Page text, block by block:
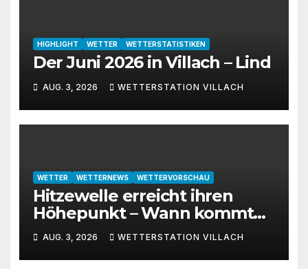
HIGHLIGHT WETTER WETTERSTATISTIKEN
Der Juni 2026 in Villach – Lind
AUG. 3, 2026 WETTERSTATION VILLACH
WETTER WETTERNEWS WETTERVORSCHAU
Hitzewelle erreicht ihren
Höhepunkt – Wann kommt
die Abkühlung?
AUG. 3, 2026 WETTERSTATION VILLACH